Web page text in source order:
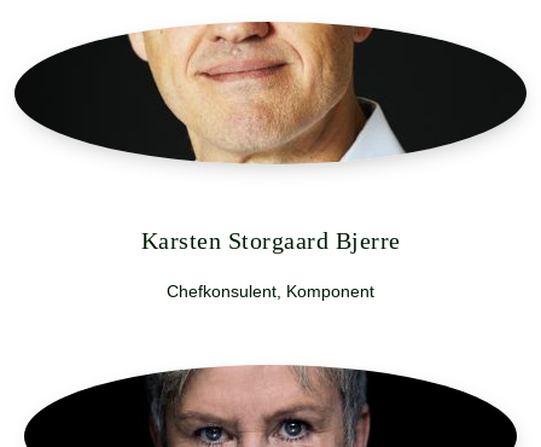
Karsten Storgaard Bjerre
Chefkonsulent, Komponent